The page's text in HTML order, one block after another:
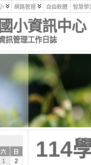
網路管理 自由軟體 智慧學
小資訊中心
訊管理工作日誌
六
日
1
2
114